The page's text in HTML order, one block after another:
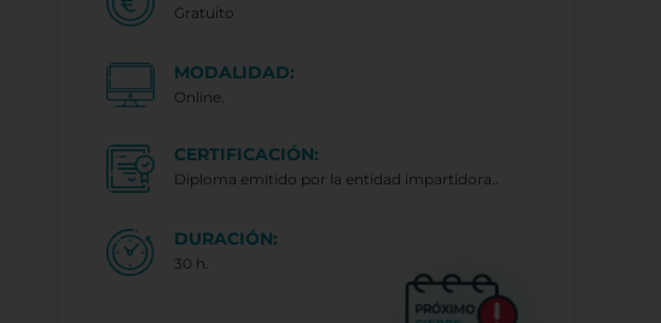
Gratuito
MODALIDAD:
Online.
CERTIFICACIÓN:
Diploma emitido por la entidad impartidora..
DURACIÓN:
30 h.